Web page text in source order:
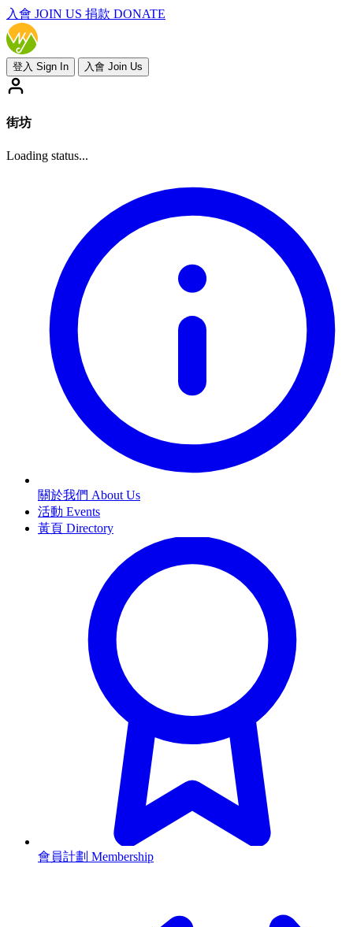
入會 JOIN US 捐款 DONATE
登入 Sign In 入會 Join Us
街坊
Loading status...
關於我們 About Us
活動 Events
黃頁 Directory
會員計劃 Membership